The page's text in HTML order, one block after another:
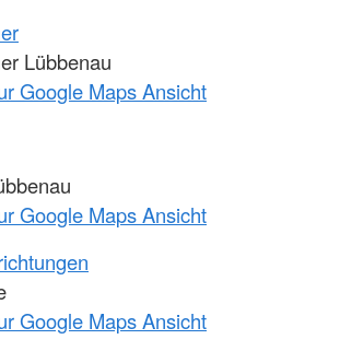
Lübbenau
Google Maps Ansicht
Google Maps Ansicht
Google Maps Ansicht